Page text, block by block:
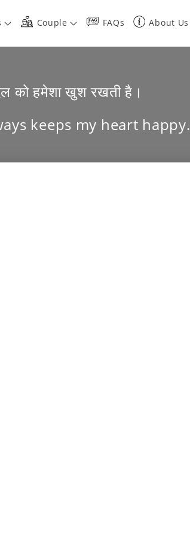
Couple FAQs About Us
को हमेशा खुश रखती है।
keeps my heart happy.